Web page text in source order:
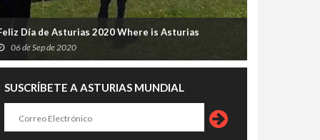
de Llanes destapa una
de alertas: el asesino había
Civil y tenía prohibido
de Ago de 2026
Asturias crea empleo, pero su
economía no despega: vuelve a ser
06 de Ago de 2026
Día de Asturias 2020 Where is Asturias
06 de Sep de 2020
SUSCRÍBETE A ASTURIAS MUNDIAL